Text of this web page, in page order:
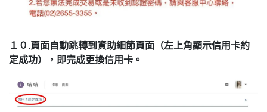
１０.頁面自動跳轉到資助細節頁面（左上角顯示信用卡約
定成功），即完成更換信用卡。